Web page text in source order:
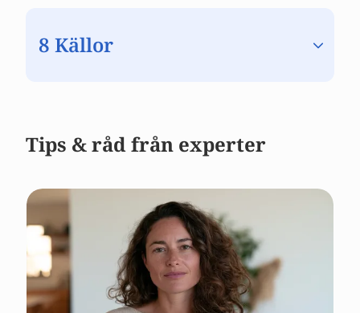
8 Källor
Tips & råd från experter